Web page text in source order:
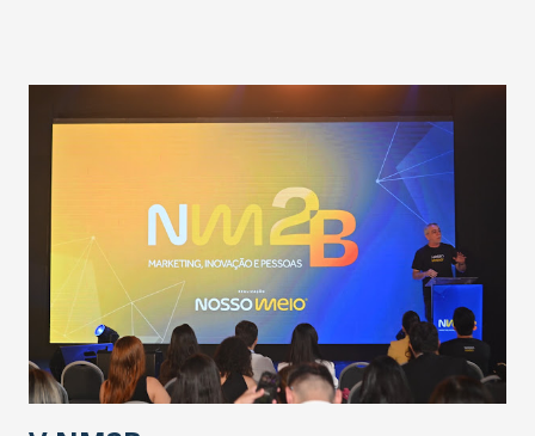
população suspeita e de cuidados com os ambientes
públicos e domiciliares. “Nós não estamos vivendo uma
epidemia comum, como temos em todos os anos, com
aumento de casos de dengue, influenza ou H1N1. Trata-se
de uma epidemia com um vírus diferente, com um poder de
contaminação maior que outros coronavírus”, apontou o
secretário. Segundo ele, é uma epidemia com chance de
contaminação alta, podendo gerar um grande risco à
população e ao sistema de saúde. “Precisamos saber fazer a
estratificação do risco da doença, para não so...